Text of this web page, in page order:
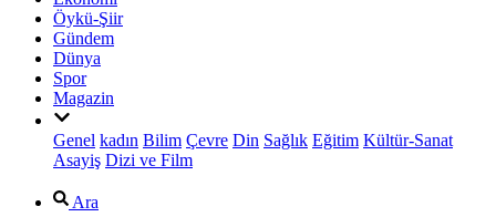
Öykü-Şiir
Gündem
Dünya
Spor
Magazin
Genel kadın Bilim Çevre Din Sağlık Eğitim Kültür-Sanat
Asayiş Dizi ve Film
Ara